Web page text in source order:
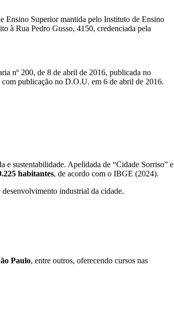
Ensino Superior mantida pelo Instituto de Ensino
à Rua Pedro Gusso, 4150, credenciada pela
nº 200, de 8 de abril de 2016, publicada no
publicação no D.O.U. em 6 de abril de 2016.
e sustentabilidade. Apelidada de “Cidade Sorriso” e
habitantes, de acordo com o IBGE (2024).
industrial da cidade.
Paulo, entre outros, oferecendo cursos nas